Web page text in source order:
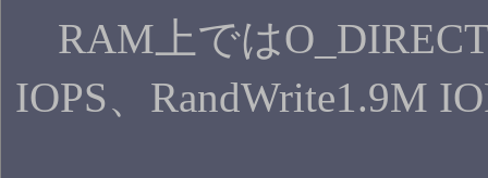
RAM上ではO_DIRECT
IOPS、RandWrite1.9M